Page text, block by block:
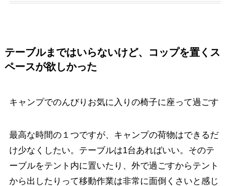
テーブルまではいらないけど、コップを置くス
ペースが欲しかった
キャンプでのんびりお気に入りの椅子に座って過ごす
最高な時間の１つですが、キャンプの荷物はできるだ
け少なくしたい。テーブルは1台あればいい。そのテ
ーブルをテント内に置いたり、外で過ごすからテント
から出したりって移動作業は非常に面倒くさいと感じ